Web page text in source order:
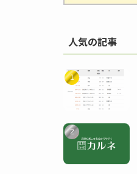
人気の記事